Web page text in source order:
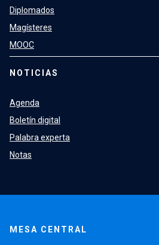
Diplomados
Magísteres
MOOC
NOTICIAS
Agenda
Boletín digital
Palabra experta
Notas
MESA CENTRAL